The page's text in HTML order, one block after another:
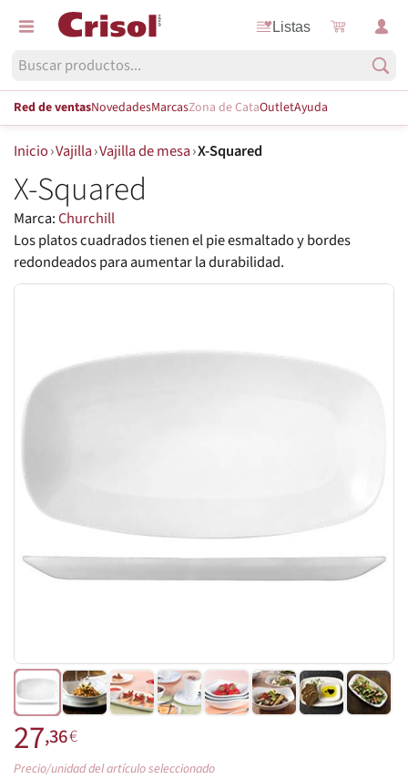
Listas
Red de ventasNovedadesMarcasZona de CataOutletAyuda
Inicio›Vajilla›Vajilla de mesa›X-Squared
X-Squared
Marca:Churchill
Los platos cuadrados tienen el pie esmaltado y bordes
redondeados para aumentar la durabilidad.
27,36€
Precio/unidad del artículo seleccionado